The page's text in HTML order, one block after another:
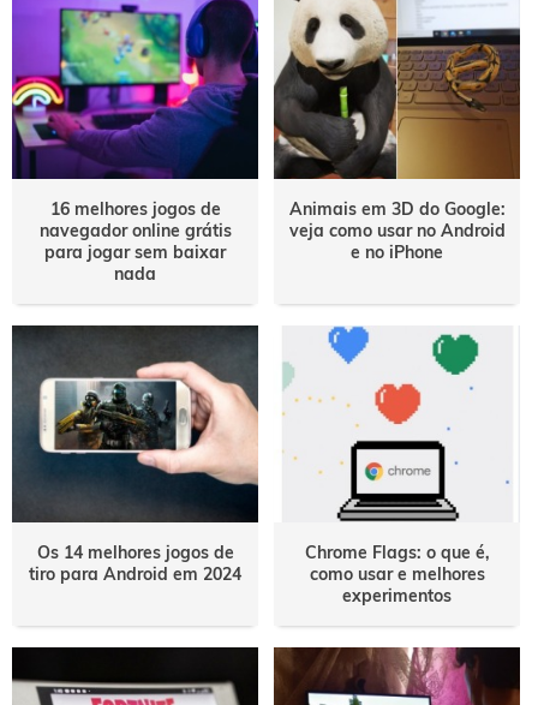
16 melhores jogos de
navegador online grátis
para jogar sem baixar
nada
Animais em 3D do Google:
veja como usar no Android
e no iPhone
Os 14 melhores jogos de
tiro para Android em 2024
Chrome Flags: o que é,
como usar e melhores
experimentos